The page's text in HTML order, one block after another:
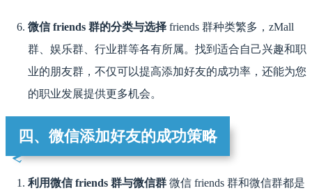
微信 friends 群的分类与选择 friends 群种类繁多，zMall
群、娱乐群、行业群等各有所属。找到适合自己兴趣和职
业的朋友群，不仅可以提高添加好友的成功率，还能为您
的职业发展提供更多机会。
四、微信添加好友的成功策略
利用微信 friends 群与微信群 微信 friends 群和微信群都是